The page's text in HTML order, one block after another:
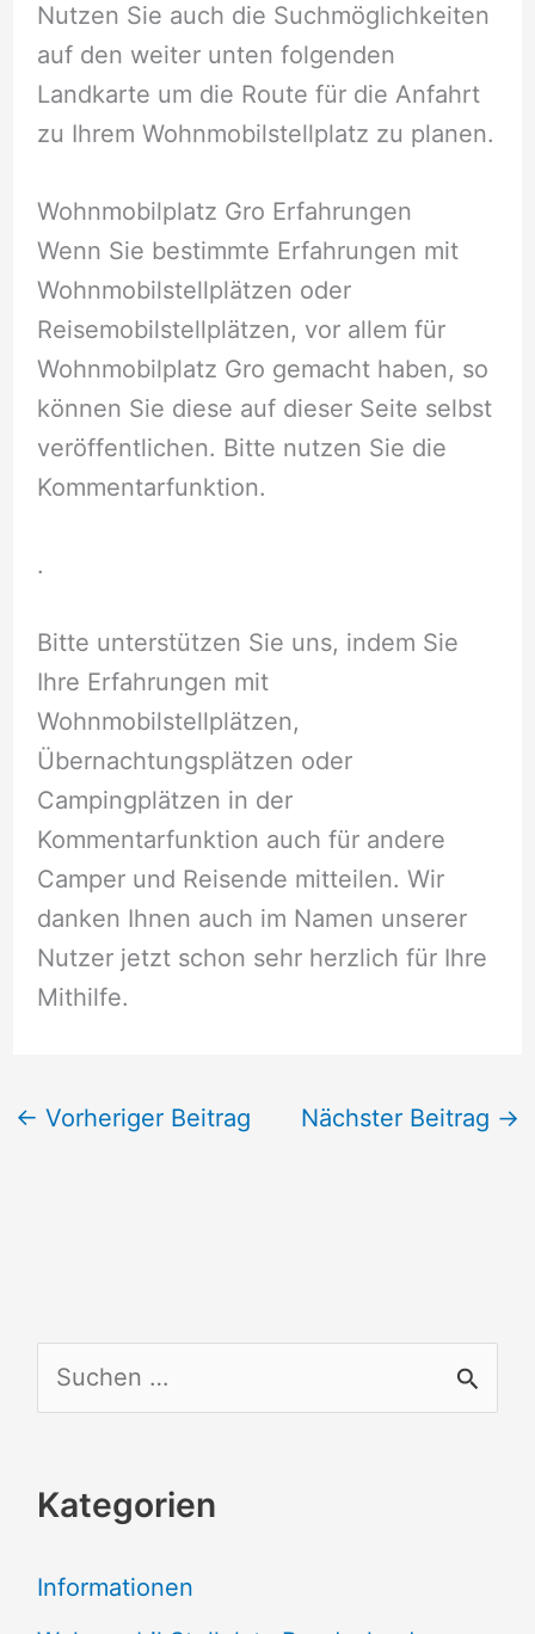
Nutzen Sie auch die Suchmöglichkeiten
auf den weiter unten folgenden
Landkarte um die Route für die Anfahrt
zu Ihrem Wohnmobilstellplatz zu planen.
Wohnmobilplatz Gro Erfahrungen
Wenn Sie bestimmte Erfahrungen mit
Wohnmobilstellplätzen oder
Reisemobilstellplätzen, vor allem für
Wohnmobilplatz Gro gemacht haben, so
können Sie diese auf dieser Seite selbst
veröffentlichen. Bitte nutzen Sie die
Kommentarfunktion.
.
Bitte unterstützen Sie uns, indem Sie
Ihre Erfahrungen mit
Wohnmobilstellplätzen,
Übernachtungsplätzen oder
Campingplätzen in der
Kommentarfunktion auch für andere
Camper und Reisende mitteilen. Wir
danken Ihnen auch im Namen unserer
Nutzer jetzt schon sehr herzlich für Ihre
Mithilfe.
← Vorheriger Beitrag Nächster Beitrag →
u
h
n
Kategorien
Informationen